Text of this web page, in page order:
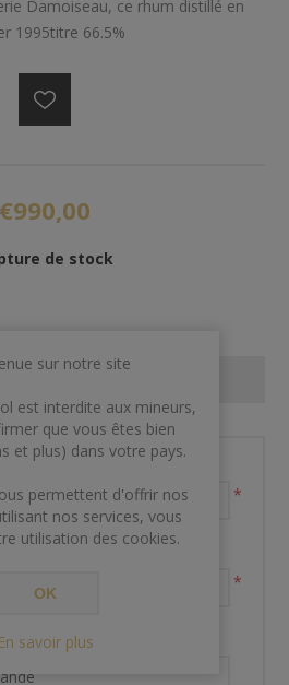
Damoiseau, ce rhum distillé en
1995titre 66.5%
€990,00
de stock
et prénom
*
*
de renseignements
sur notre site
est interdite aux mineurs,
que vous êtes bien
et plus) dans votre pays.
permettent d'offrir nos
nos services, vous
utilisation des cookies.
OK
En savoir plus